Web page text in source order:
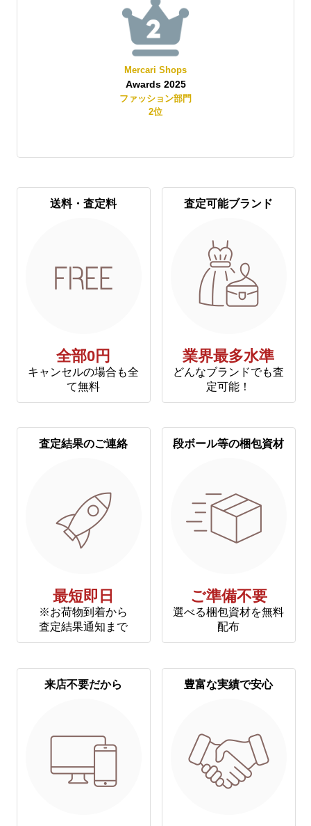
Mercari Shops
Awards 2025
ファッション部門
2位
送料・査定料
全部0円
キャンセルの場合も全
て無料
査定可能ブランド
業界最多水準
どんなブランドでも査
定可能！
査定結果のご連絡
最短即日
※お荷物到着から
査定結果通知まで
段ボール等の梱包資材
ご準備不要
選べる梱包資材を無料
配布
来店不要だから 豊富な実績で安心